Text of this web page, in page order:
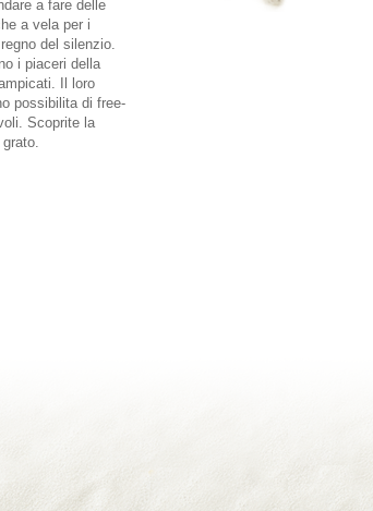
a fare delle
a vela per i
del silenzio.
i piaceri della
Il loro
possibilita di free-
Scoprite la